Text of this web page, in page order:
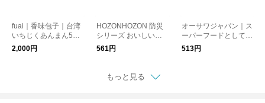
fuai｜香味包子｜台湾
いちじくあんまん5個
入り【冷凍クール便】
2,000円
HOZONHOZON 防災
シリーズ おいしいご
はん 長期保存対応食
561円
オーサワジャパン｜ス
ーパーフードとして注
目の有機クコの実
513円
もっと見る